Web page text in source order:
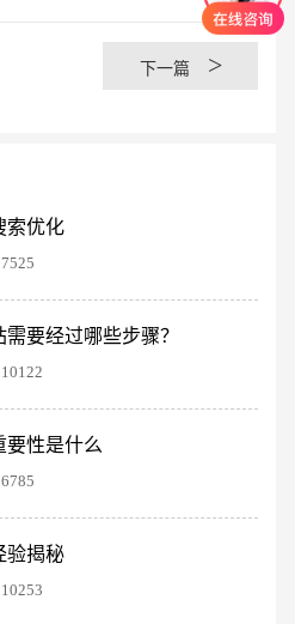
下一篇 >
索优化
要经过哪些步骤？
要性是什么
验揭秘
站 · 标准企业官网建设
开发